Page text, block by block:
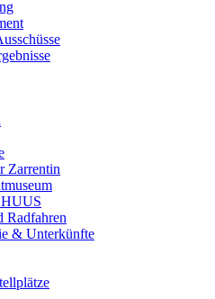
Zarrentin
Radfahren
& Unterkünfte